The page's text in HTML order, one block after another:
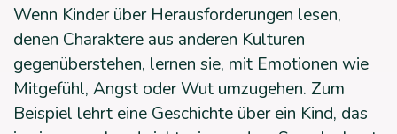
Wenn Kinder über Herausforderungen lesen,
denen Charaktere aus anderen Kulturen
gegenüberstehen, lernen sie, mit Emotionen wie
Mitgefühl, Angst oder Wut umzugehen. Zum
Beispiel lehrt eine Geschichte über ein Kind, das